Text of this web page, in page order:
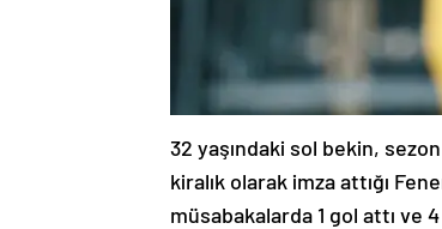
32 yaşındaki sol bekin,
kiralık olarak imza attığı
müsabakalarda 1 gol attı ve